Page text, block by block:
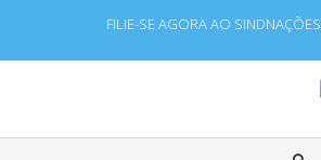
FILIE-SE AGORA AO SINDNAÇÕES